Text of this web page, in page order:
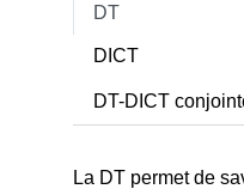
DT
DICT
DT-DICT
La DT permet de